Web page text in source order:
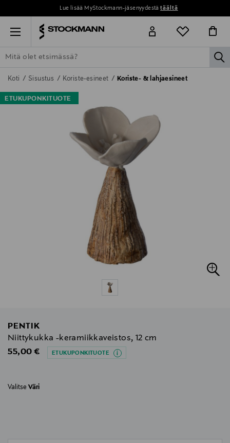
Lue lisää MyStockmann-jäsenyydestätäältä
Menu
ETSI KAIKKI NAISET MIEHET LAPSET KOTI
Koti Sisustus Koriste-esineet Koriste- & lahjaesineet
ETUKUPONKITUOTE
PENTIK
Niittykukka -keramiikkaveistos, 12 cm
Original Price
55,00 € ETUKUPONKITUOTE
Valitse Väri